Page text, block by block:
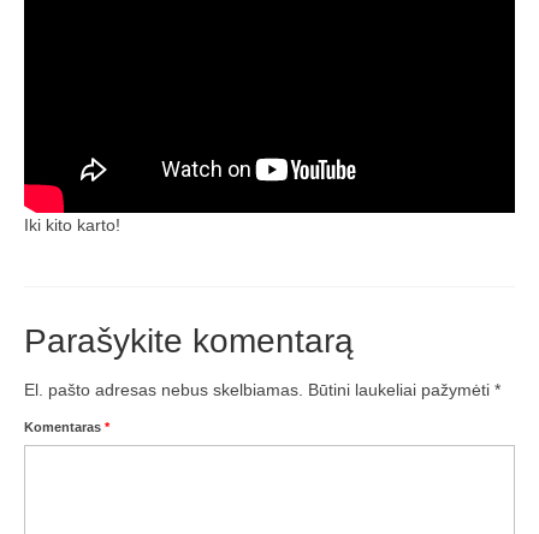
Iki kito karto!
Parašykite komentarą
El. pašto adresas nebus skelbiamas. Būtini laukeliai pažymėti *
Komentaras *